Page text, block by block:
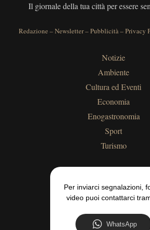
Il giornale della tua città per essere
Redazione –Newsletter–Pubblicità–Privacy
Notizie
Ambiente
Cultura ed Eventi
Economia
Enogastronomia
Sport
Turismo
Per inviarci segnalazioni,
video puoi contattarci
WhatsApp